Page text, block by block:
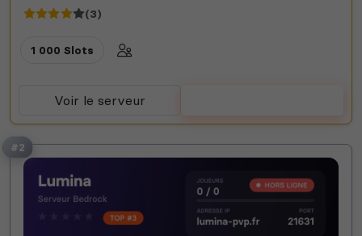
(3)
1 000 Slots
Voir le serveur
#2